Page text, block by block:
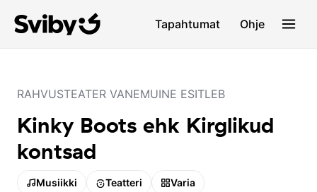
Tapahtumat Ohje
RAHVUSTEATER VANEMUINE ESITLEB
Kinky Boots ehk Kirglikud
kontsad
Musiikki Teatteri Varia